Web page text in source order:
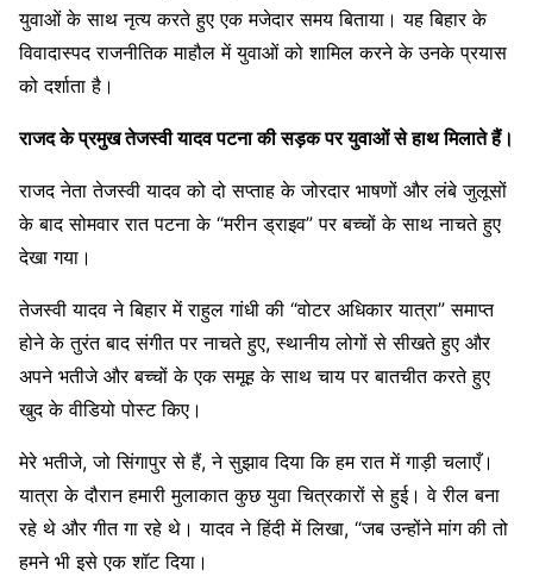
युवाओं के साथ नृत्य करते हुए एक मजेदार समय बिताया। यह बिहार के
विवादास्पद राजनीतिक माहौल में युवाओं को शामिल करने के उनके प्रयास
को दर्शाता है।
राजद के प्रमुख तेजस्वी यादव पटना की सड़क पर युवाओं से हाथ मिलाते हैं।
राजद नेता तेजस्वी यादव को दो सप्ताह के जोरदार भाषणों और लंबे जुलूसों
के बाद सोमवार रात पटना के “मरीन ड्राइव” पर बच्चों के साथ नाचते हुए
देखा गया।
तेजस्वी यादव ने बिहार में राहुल गांधी की “वोटर अधिकार यात्रा” समाप्त
होने के तुरंत बाद संगीत पर नाचते हुए, स्थानीय लोगों से सीखते हुए और
अपने भतीजे और बच्चों के एक समूह के साथ चाय पर बातचीत करते हुए
खुद के वीडियो पोस्ट किए।
मेरे भतीजे, जो सिंगापुर से हैं, ने सुझाव दिया कि हम रात में गाड़ी चलाएँ।
यात्रा के दौरान हमारी मुलाकात कुछ युवा चित्रकारों से हुई। वे रील बना
रहे थे और गीत गा रहे थे। यादव ने हिंदी में लिखा, “जब उन्होंने मांग की तो
हमने भी इसे एक शॉट दिया।